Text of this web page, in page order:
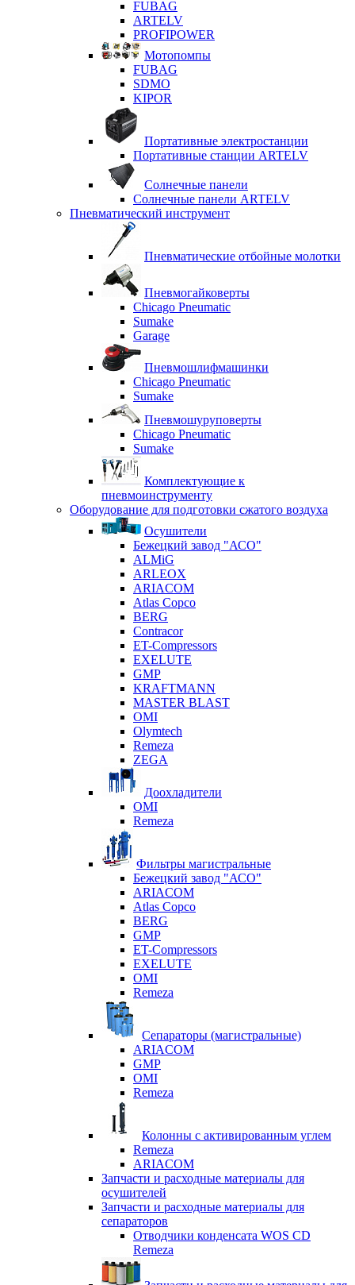
FUBAG
ARTELV
PROFIPOWER
Мотопомпы
FUBAG
SDMO
KIPOR
Портативные электростанции
Портативные станции ARTELV
Солнечные панели
Солнечные панели ARTELV
Пневматический инструмент
Пневматические отбойные молотки
Пневмогайковерты
Chicago Pneumatic
Sumake
Garage
Пневмошлифмашинки
Chicago Pneumatic
Sumake
Пневмошуруповерты
Chicago Pneumatic
Sumake
Комплектующие к
пневмоинструменту
Оборудование для подготовки сжатого воздуха
Осушители
Бежецкий завод "АСО"
ALMiG
ARLEOX
ARIACOM
Atlas Copco
BERG
Contracor
ET-Compressors
EXELUTE
GMP
KRAFTMANN
MASTER BLAST
OMI
Olymtech
Remeza
ZEGA
Доохладители
OMI
Remeza
Фильтры магистральные
Бежецкий завод "АСО"
ARIACOM
Atlas Copco
BERG
GMP
ET-Compressors
EXELUTE
OMI
Remeza
Сепараторы (магистральные)
ARIACOM
GMP
OMI
Remeza
Колонны с активированным углем
Remeza
ARIACOM
Запчасти и расходные материалы для
осушителей
Запчасти и расходные материалы для
сепараторов
Отводчики конденсата WOS CD
Remeza